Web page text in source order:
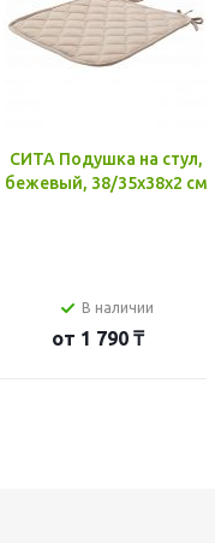
СИТА Подушка на стул,
бежевый, 38/35x38x2 см
В наличии
от 1 790 ₸